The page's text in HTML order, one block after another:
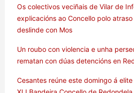
Os colectivos veciñais de Vilar de
explicacións ao Concello polo
deslinde con Mos
Un roubo con violencia e unha
rematan con dúas detencións en
Cesantes reúne este domingo á